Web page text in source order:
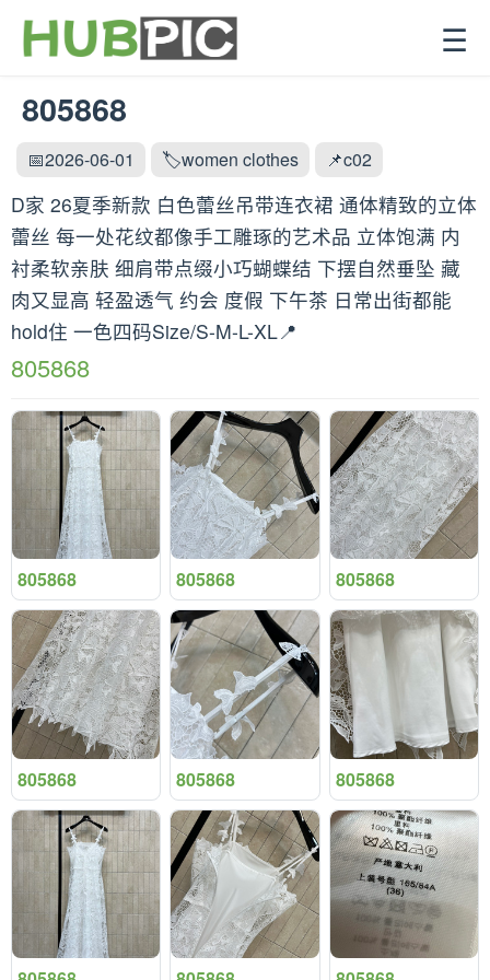
☰
805868
📅2026-06-01 🏷️women clothes 📌c02
D家 26夏季新款 白色蕾丝吊带连衣裙 通体精致的立体
蕾丝 每一处花纹都像手工雕琢的艺术品 立体饱满 内
衬柔软亲肤 细肩带点缀小巧蝴蝶结 下摆自然垂坠 藏
肉又显高 轻盈透气 约会 度假 下午茶 日常出街都能
hold住 一色四码Size/S-M-L-XL📍
805868
805868 805868 805868
805868 805868 805868